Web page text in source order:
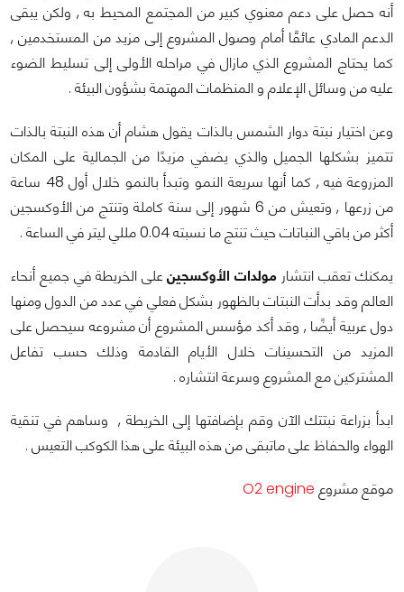
أنه حصل على دعم معنوي كبير من المجتمع المحيط به , ولكن يبقى
الدعم المادي عائقًا أمام وصول المشروع إلى مزيد من المستخدمين ,
كما يحتاج المشروع الذي مازال في مراحله الأولى إلى تسليط الضوء
عليه من وسائل الإعلام و المنظمات المهتمة بشؤون البيئة .
وعن اختيار نبتة دوار الشمس بالذات يقول هشام أن هذه النبتة بالذات
تتميز بشكلها الجميل والذي يضفي مزيدًا من الجمالية على المكان
المزروعة فيه , كما أنها سريعة النمو وتبدأ بالنمو خلال أول 48 ساعة
من زرعها , وتعيش من 6 شهور إلى سنة كاملة وتنتج من الأوكسجين
أكثر من باقي النباتات حيث تنتج ما نسبته 0.04 مللي ليتر في الساعة .
يمكنك تعقب انتشار مولدات الأوكسجينعلى الخريطة في جميع أنحاء
العالم وقد بدأت النبتات بالظهور بشكل فعلي في عدد من الدول ومنها
دول عربية أيضًا , وقد أكد مؤسس المشروع أن مشروعه سيحصل على
المزيد من التحسينات خلال الأيام القادمة وذلك حسب تفاعل
المشتركين مع المشروع وسرعة انتشاره .
ابدأ بزراعة نبتتك الآن وقم بإضافتها إلى الخريطة , وساهم في تنقية
الهواء والحفاظ على ماتبقى من هذه البيئة على هذا الكوكب التعيس .
موقع مشروع